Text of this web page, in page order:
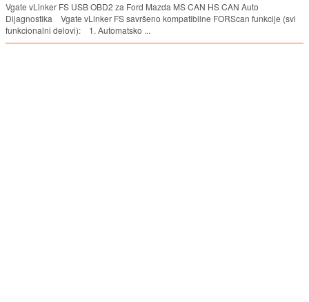
Vgate vLinker FS USB OBD2 za Ford Mazda MS CAN HS CAN Auto
Dijagnostika Vgate vLinker FS savršeno kompatibilne FORScan funkcije (svi
funkcionalni delovi): 1. Automatsko ...